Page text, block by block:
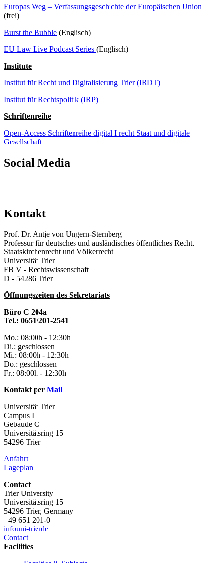
Europas Weg – Verfassungsgeschichte der Europäischen Union
(frei)
Burst the Bubble (Englisch)
EU Law Live Podcast Series (Englisch)
Institute
Institut für Recht und Digitalisierung Trier (IRDT)
Institut für Rechtspolitik (IRP)
Schriftenreihe
Open-Access Schriftenreihe digital I recht Staat und digitale
Gesellschaft
Social Media
Kontakt
Prof. Dr. Antje von Ungern-Sternberg
Professur für deutsches und ausländisches öffentliches Recht,
Staatskirchenrecht und Völkerrecht
Universität Trier
FB V - Rechtswissenschaft
D - 54286 Trier
Öffnungszeiten des Sekretariats
Büro C 204a
Tel.: 0651/201-2541
Mo.: 08:00h - 12:30h
Di.: geschlossen
Mi.: 08:00h - 12:30h
Do.: geschlossen
Fr.: 08:00h - 12:30h
Kontakt per Mail
Universität Trier
Campus I
Gebäude C
Universitätsring 15
54296 Trier
Anfahrt
Lageplan
Contact
Trier University
Universitätsring 15
54296 Trier, Germany
+49 651 201-0
infouni-trierde
Contact
Facilities